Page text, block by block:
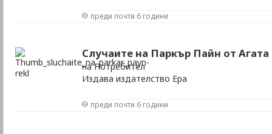
преди почти 6 години
Случаите на Паркър Пайн от Агата
на Потребител
Издава издателство Ера
преди почти 6 години